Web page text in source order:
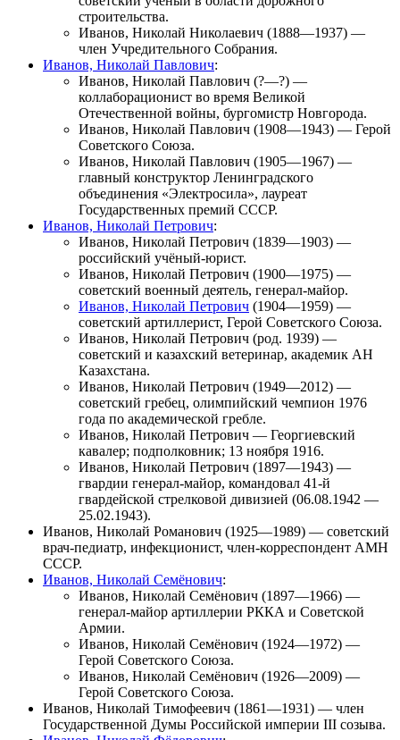
строительства.
Иванов, Николай Николаевич (1888—1937) —
член Учредительного Собрания.
Иванов, Николай Павлович:
Иванов, Николай Павлович (?—?) —
коллаборационист во время Великой
Отечественной войны, бургомистр Новгорода.
Иванов, Николай Павлович (1908—1943) — Герой
Советского Союза.
Иванов, Николай Павлович (1905—1967) —
главный конструктор Ленинградского
объединения «Электросила», лауреат
Государственных премий СССР.
Иванов, Николай Петрович:
Иванов, Николай Петрович (1839—1903) —
российский учёный-юрист.
Иванов, Николай Петрович (1900—1975) —
советский военный деятель, генерал-майор.
Иванов, Николай Петрович (1904—1959) —
советский артиллерист, Герой Советского Союза.
Иванов, Николай Петрович (род. 1939) —
советский и казахский ветеринар, академик АН
Казахстана.
Иванов, Николай Петрович (1949—2012) —
советский гребец, олимпийский чемпион 1976
года по академической гребле.
Иванов, Николай Петрович — Георгиевский
кавалер; подполковник; 13 ноября 1916.
Иванов, Николай Петрович (1897—1943) —
гвардии генерал-майор, командовал 41-й
гвардейской стрелковой дивизией (06.08.1942 —
25.02.1943).
Иванов, Николай Романович (1925—1989) — советский
врач-педиатр, инфекционист, член-корреспондент АМН
СССР.
Иванов, Николай Семёнович:
Иванов, Николай Семёнович (1897—1966) —
генерал-майор артиллерии РККА и Советской
Армии.
Иванов, Николай Семёнович (1924—1972) —
Герой Советского Союза.
Иванов, Николай Семёнович (1926—2009) —
Герой Советского Союза.
Иванов, Николай Тимофеевич (1861—1931) — член
Государственной Думы Российской империи III созыва.